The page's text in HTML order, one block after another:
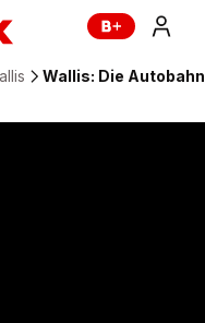
Wallis: Die